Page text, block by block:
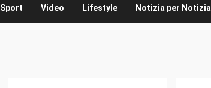
Sport Video Lifestyle Notizia per Notizia